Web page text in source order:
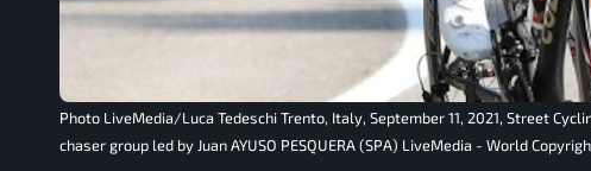
Photo LiveMedia/Luca Tedeschi Trento, Italy, September 11, 2021, Street
chaser group led by Juan AYUSO PESQUERA (SPA) LiveMedia - World